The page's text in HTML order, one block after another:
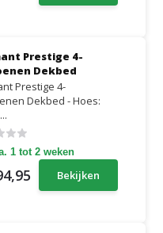
Prestige 4-
Dekbed
Prestige 4-
Dekbed - Hoes:
1 tot 2 weken
Bekijken